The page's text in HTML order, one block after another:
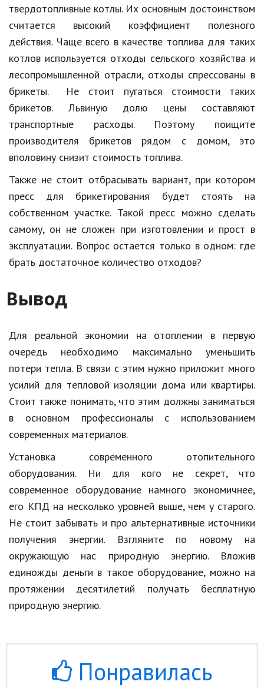
твердотопливные котлы. Их основным достоинством
считается высокий коэффициент полезного
действия. Чаще всего в качестве топлива для таких
котлов используется отходы сельского хозяйства и
лесопромышленной отрасли, отходы спрессованы в
брикеты. Не стоит пугаться стоимости таких
брикетов. Львиную долю цены составляют
транспортные расходы. Поэтому поищите
производителя брикетов рядом с домом, это
вполовину снизит стоимость топлива.
Также не стоит отбрасывать вариант, при котором
пресс для брикетирования будет стоять на
собственном участке. Такой пресс можно сделать
самому, он не сложен при изготовлении и прост в
эксплуатации. Вопрос остается только в одном: где
брать достаточное количество отходов?
Вывод
Для реальной экономии на отоплении в первую
очередь необходимо максимально уменьшить
потери тепла. В связи с этим нужно приложит много
усилий для тепловой изоляции дома или квартиры.
Стоит также понимать, что этим должны заниматься
в основном профессионалы с использованием
современных материалов.
Установка современного отопительного
оборудования. Ни для кого не секрет, что
современное оборудование намного экономичнее,
его КПД на несколько уровней выше, чем у старого.
Не стоит забывать и про альтернативные источники
получения энергии. Взгляните по новому на
окружающую нас природную энергию. Вложив
единожды деньги в такое оборудование, можно на
протяжении десятилетий получать бесплатную
природную энергию.
Понравилась